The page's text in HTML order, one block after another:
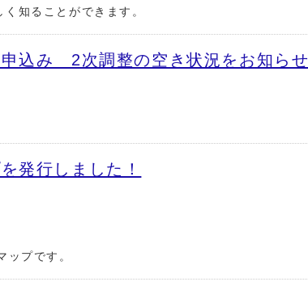
知ることができます。
込み 2次調整の空き状況をお知らせ
発行しました！
ップです。